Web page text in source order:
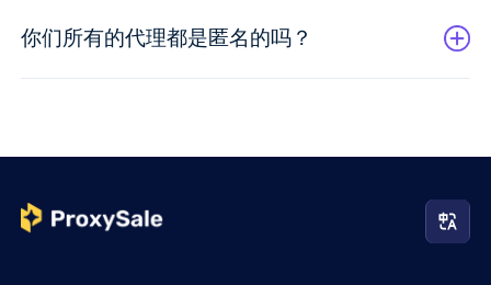
你们所有的代理都是匿名的吗？